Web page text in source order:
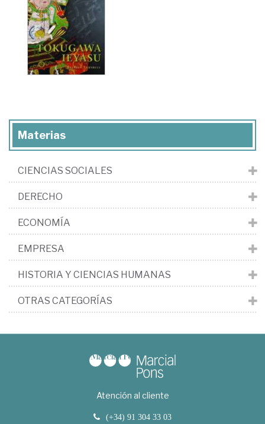
Materias
CIENCIAS SOCIALES
DERECHO
ECONOMÍA
EMPRESA
HISTORIA Y CIENCIAS HUMANAS
OTRAS CATEGORÍAS
Atención al cliente
(+34) 91 304 33 03